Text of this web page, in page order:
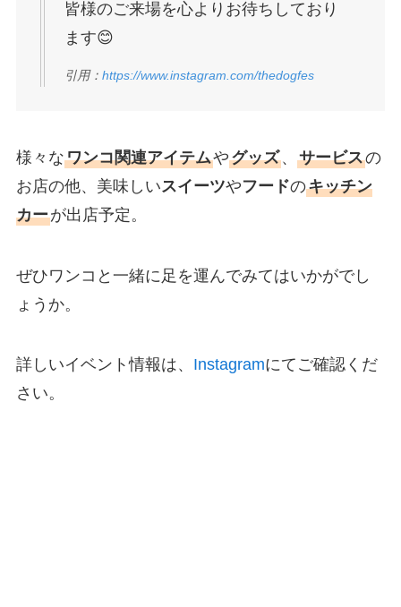
皆様のご来場を心よりお待ちしており
ます😊
引用： https://www.instagram.com/thedogfes
様々なワンコ関連アイテムやグッズ、 サービスの
お店の他、美味しいスイーツやフードのキッチン
カーが出店予定。
ぜひワンコと一緒に足を運んでみてはいかがでし
ょうか。
詳しいイベント情報は、 Instagramにてご確認くだ
さい。